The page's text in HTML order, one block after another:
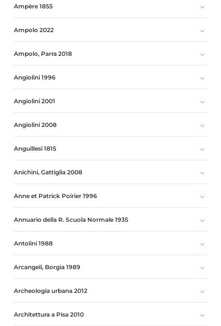
Ampère 1855
Ampolo 2022
Ampolo, Parra 2018
Angiolini 1996
Angiolini 2001
Angiolini 2008
Anguillesi 1815
Anichini, Gattiglia 2008
Anne et Patrick Poirier 1996
Annuario della R. Scuola Normale 1935
Antolini 1988
Arcangeli, Borgia 1989
Archeologia urbana 2012
Architettura a Pisa 2010